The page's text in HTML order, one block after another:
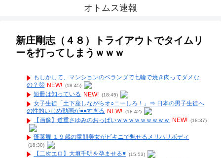
オトムス速報
新庄剛志（４８）トライアウトでタイムリ
ーを打ってしまうｗｗｗ
もしかして、マンションのベランダで七輪で焼き肉ってダメな
の？🥺 NEW! (18:45)
短冊は知っている NEW! (18:45)
女子生徒「土下座しながらオ○ニーしろ！」⇒ 日本の男子生徒へ
の性的いじめ動画が●●すぎる NEW! (18:42)
【画像】道重さゆみのおっぱいｗｗｗｗｗｗｗｗｗ NEW! (18:37)
蓬莱舞 １９歳の童顔美女がビキニで魅せるメリハリボディ
(18:30)
【二次エロ】大垣千明を孕ませる♥ (15:53)